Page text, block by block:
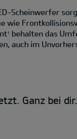
Scheinwerfer
wie
1
behalten das
auch im
Ganz bei dir.